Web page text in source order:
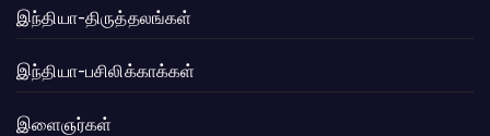
இந்தியா-திருத்தலங்கள்
இந்தியா-பசிலிக்காக்கள்
இளைஞர்கள்